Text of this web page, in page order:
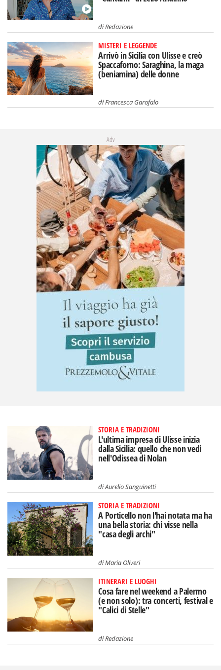
diRedazione
MISTERI E LEGGENDE
Arrivò in Sicilia con Ulisse e creò
Spaccaforno: Saraghina, la maga
(beniamina) delle donne
diFrancesca Garofalo
Adv
STORIA E TRADIZIONI
L'ultima impresa di Ulisse inizia
dalla Sicilia: quello che non vedi
nell'Odissea di Nolan
diAurelio Sanguinetti
STORIA E TRADIZIONI
A Porticello non l'hai notata ma ha
una bella storia: chi visse nella
"casa degli archi"
diMaria Oliveri
ITINERARI E LUOGHI
Cosa fare nel weekend a Palermo
(e non solo): tra concerti, festival e
"Calici di Stelle"
diRedazione